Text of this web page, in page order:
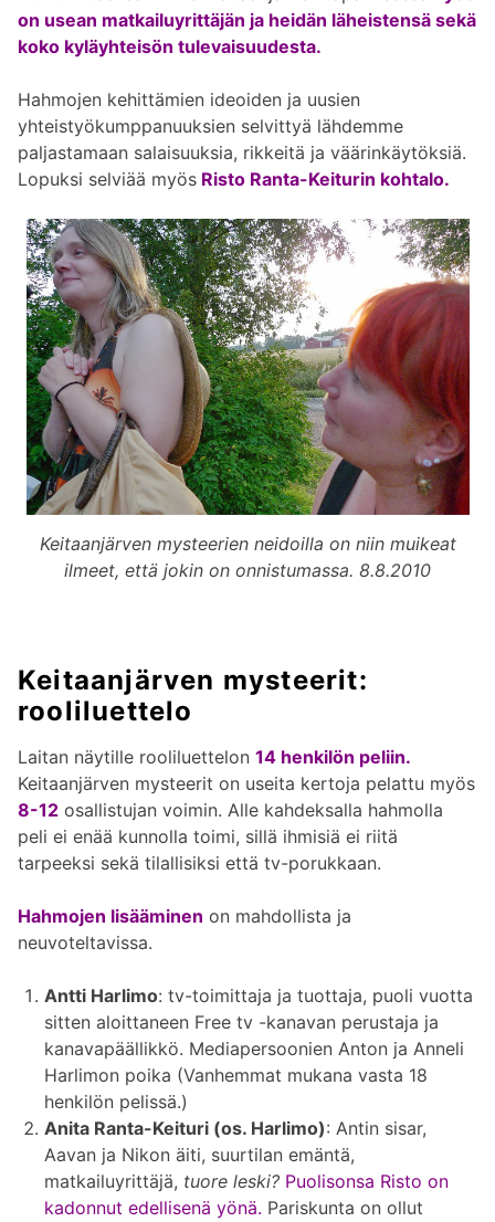
on usean matkailuyrittäjän ja heidän läheistensä sekä
koko kyläyhteisön tulevaisuudesta.
Hahmojen kehittämien ideoiden ja uusien
yhteistyökumppanuuksien selvittyä lähdemme
paljastamaan salaisuuksia, rikkeitä ja väärinkäytöksiä.
Lopuksi selviää myös Risto Ranta-Keiturin kohtalo.
Keitaanjärven mysteerien neidoilla on niin muikeat
ilmeet, että jokin on onnistumassa. 8.8.2010
Keitaanjärven mysteerit:
rooliluettelo
Laitan näytille rooliluettelon 14 henkilön peliin.
Keitaanjärven mysteerit on useita kertoja pelattu myös
8-12 osallistujan voimin. Alle kahdeksalla hahmolla
peli ei enää kunnolla toimi, sillä ihmisiä ei riitä
tarpeeksi sekä tilallisiksi että tv-porukkaan.
Hahmojen lisääminen on mahdollista ja
neuvoteltavissa.
Antti Harlimo: tv-toimittaja ja tuottaja, puoli vuotta
sitten aloittaneen Free tv -kanavan perustaja ja
kanavapäällikkö. Mediapersoonien Anton ja Anneli
Harlimon poika (Vanhemmat mukana vasta 18
henkilön pelissä.)
Anita Ranta-Keituri (os. Harlimo): Antin sisar,
Aavan ja Nikon äiti, suurtilan emäntä,
matkailuyrittäjä, tuore leski? Puolisonsa Risto on
kadonnut edellisenä yönä. Pariskunta on ollut